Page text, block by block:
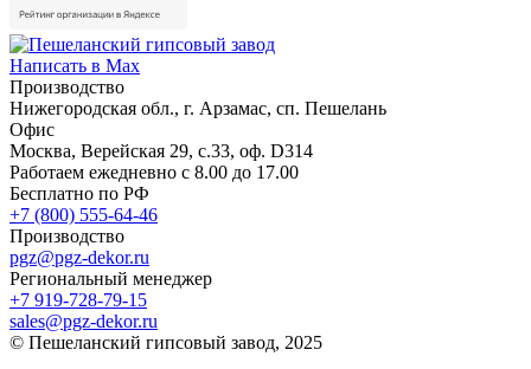
Написать в Max
Производство
Нижегородская обл., г. Арзамас, сп. Пешелань
Офис
Москва, Верейская 29, с.33, оф. D314
Работаем ежедневно с 8.00 до 17.00
Бесплатно по РФ
+7 (800) 555-64-46
Производство
pgz@pgz-dekor.ru
Региональный менеджер
+7 919-728-79-15
sales@pgz-dekor.ru
© Пешеланский гипсовый завод, 2025